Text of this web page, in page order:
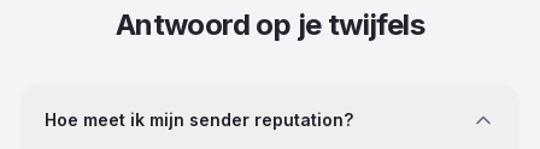
Antwoord op je twijfels
Hoe meet ik mijn sender reputation?